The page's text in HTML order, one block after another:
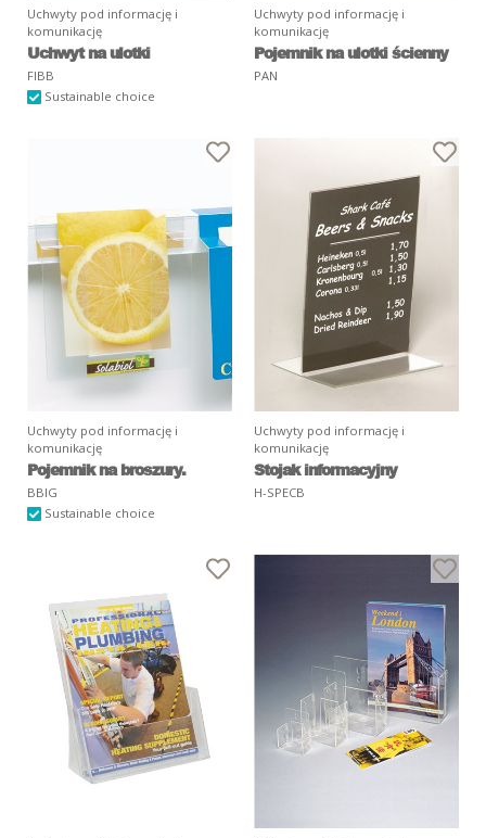
Uchwyty pod informację i
komunikację
Uchwyt na ulotki
FIBB
Sustainable choice
Uchwyty pod informację i
komunikację
Pojemnik na ulotki ścienny
PAN
Uchwyty pod informację i
komunikację
Pojemnik na broszury.
BBIG
Sustainable choice
Uchwyty pod informację i
komunikację
Stojak informacyjny
H-SPECB